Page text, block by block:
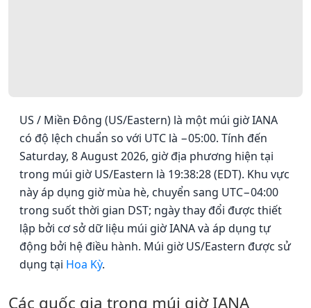
US / Miền Đông (US/Eastern) là một múi giờ IANA
có độ lệch chuẩn so với UTC là −05:00. Tính đến
Saturday, 8 August 2026, giờ địa phương hiện tại
trong múi giờ US/Eastern là 19:38:28 (EDT). Khu vực
này áp dụng giờ mùa hè, chuyển sang UTC−04:00
trong suốt thời gian DST; ngày thay đổi được thiết
lập bởi cơ sở dữ liệu múi giờ IANA và áp dụng tự
động bởi hệ điều hành. Múi giờ US/Eastern được sử
dụng tại Hoa Kỳ.
Các quốc gia trong múi giờ IANA